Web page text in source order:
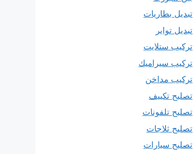
تبديل بطاريات
تبديل تواير
تركيب ستلايت
تركيب سيراميك
تركيب مداخن
تصليح تكييف
تصليح تلفونات
تصليح ثلاجات
تصليح سيارات